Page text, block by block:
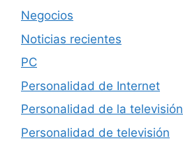
Negocios
Noticias recientes
PC
Personalidad de Internet
Personalidad de la televisión
Personalidad de televisión